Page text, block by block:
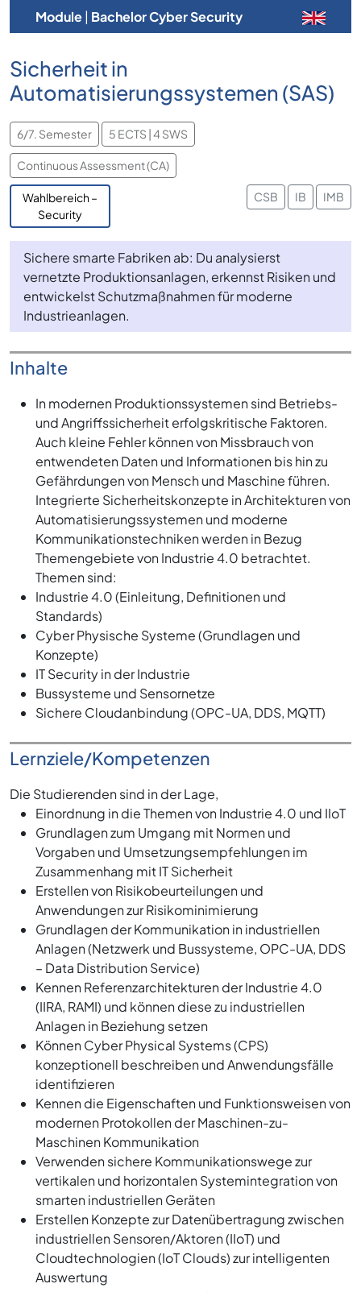
Module| Bachelor Cyber Security
Sicherheit in
Automatisierungssystemen (SAS)
6/7. Semester 5 ECTS | 4 SWS
Continuous Assessment (CA)
Wahlbereich –
Security
CSB IB IMB
Sichere smarte Fabriken ab: Du analysierst
vernetzte Produktionsanlagen, erkennst Risiken und
entwickelst Schutzmaßnahmen für moderne
Industrieanlagen.
Inhalte
In modernen Produktionssystemen sind Betriebs-
und Angriffssicherheit erfolgskritische Faktoren.
Auch kleine Fehler können von Missbrauch von
entwendeten Daten und Informationen bis hin zu
Gefährdungen von Mensch und Maschine führen.
Integrierte Sicherheitskonzepte in Architekturen von
Automatisierungssystemen und moderne
Kommunikationstechniken werden in Bezug
Themengebiete von Industrie 4.0 betrachtet.
Themen sind:
Industrie 4.0 (Einleitung, Definitionen und
Standards)
Cyber Physische Systeme (Grundlagen und
Konzepte)
IT Security in der Industrie
Bussysteme und Sensornetze
Sichere Cloudanbindung (OPC-UA, DDS, MQTT)
Lernziele/Kompetenzen
Die Studierenden sind in der Lage,
Einordnung in die Themen von Industrie 4.0 und IIoT
Grundlagen zum Umgang mit Normen und
Vorgaben und Umsetzungsempfehlungen im
Zusammenhang mit IT Sicherheit
Erstellen von Risikobeurteilungen und
Anwendungen zur Risikominimierung
Grundlagen der Kommunikation in industriellen
Anlagen (Netzwerk und Bussysteme, OPC-UA, DDS
– Data Distribution Service)
Kennen Referenzarchitekturen der Industrie 4.0
(IIRA, RAMI) und können diese zu industriellen
Anlagen in Beziehung setzen
Können Cyber Physical Systems (CPS)
konzeptionell beschreiben und Anwendungsfälle
identifizieren
Kennen die Eigenschaften und Funktionsweisen von
modernen Protokollen der Maschinen-zu-
Maschinen Kommunikation
Verwenden sichere Kommunikationswege zur
vertikalen und horizontalen Systemintegration von
smarten industriellen Geräten
Erstellen Konzepte zur Datenübertragung zwischen
industriellen Sensoren/Aktoren (IIoT) und
Cloudtechnologien (IoT Clouds) zur intelligenten
Auswertung